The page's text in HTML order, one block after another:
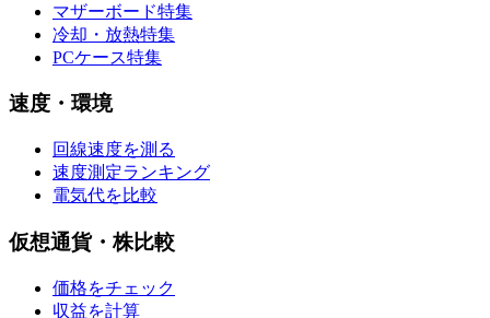
マザーボード特集
冷却・放熱特集
PCケース特集
速度・環境
回線速度を測る
速度測定ランキング
電気代を比較
仮想通貨・株比較
価格をチェック
収益を計算